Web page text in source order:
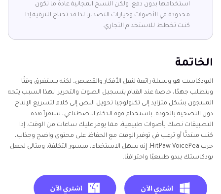
استخدامها بدون دفع. ولكن النسخ المجانية عادةً ما تكون
محدودة في الأصوات وخيارات التصدير، لذا قد تحتاج للترقية إذا
كنت تخطط للاستخدام التجاري.
الخاتمة
البودكاست هو وسيلة رائعة لنقل الأفكار والقصص، لكنه يستغرق وقتًا
ويتطلب جهدًا، خاصة عند القيام بتسجيل الصوت والتحرير. لهذا السبب يتجه
المنتجون بشكل متزايد إلى تكنولوجيا تحويل النص إلى كلام لتسريع الإنتاج
دون التضحية بالجودة. باستخدام قوة الذكاء الاصطناعي، ستقرأ هذه
التطبيقات نصك بأصوات طبيعية، مما يوفر عليك ساعات من الوقت. إذا
كنت مبتدئًا أو ترغب في توفير الوقت مع الحفاظ على محتوى واضح وجذاب،
جرب HitPaw VoicePea. إنه سهل الاستخدام، ميسور التكلفة، ومثالي لجعل
بودكاستك يبدو طبيعيًا واحترافيًا.